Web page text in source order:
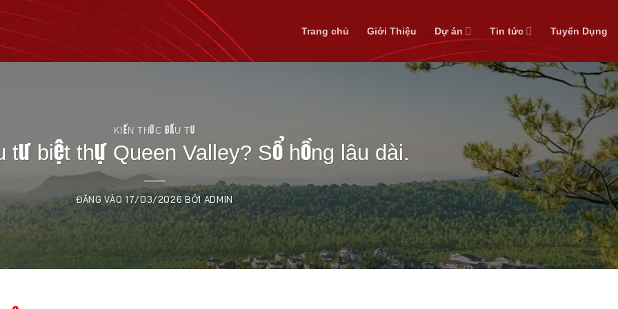
Trang chủ Giới Thiệu Dự án Tin tức Tuyển Dụng
KIẾN THỨC ĐẦU TƯ
tư biệt thự Queen Valley? Sổ hồng lâu dài.
ĐĂNG VÀO 17/03/2026 BỞI ADMIN